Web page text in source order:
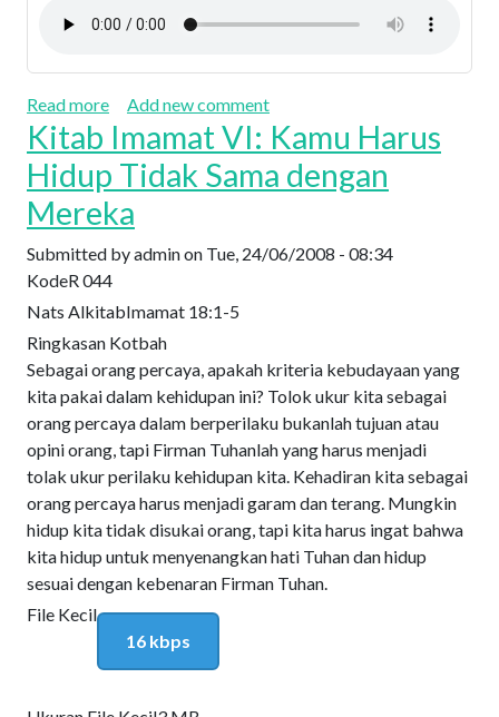
Read moreabout Kitab Imamat VII: Kuduslah Engkau Karena
Add new comment
Kitab Imamat VI: Kamu Harus
Hidup Tidak Sama dengan
Mereka
Submitted byadminon Tue, 24/06/2008 - 08:34
KodeR 044
Nats AlkitabImamat 18:1-5
Ringkasan Kotbah
Sebagai orang percaya, apakah kriteria kebudayaan yang
kita pakai dalam kehidupan ini? Tolok ukur kita sebagai
orang percaya dalam berperilaku bukanlah tujuan atau
opini orang, tapi Firman Tuhanlah yang harus menjadi
tolak ukur perilaku kehidupan kita. Kehadiran kita sebagai
orang percaya harus menjadi garam dan terang. Mungkin
hidup kita tidak disukai orang, tapi kita harus ingat bahwa
kita hidup untuk menyenangkan hati Tuhan dan hidup
sesuai dengan kebenaran Firman Tuhan.
File Kecil
16 kbps